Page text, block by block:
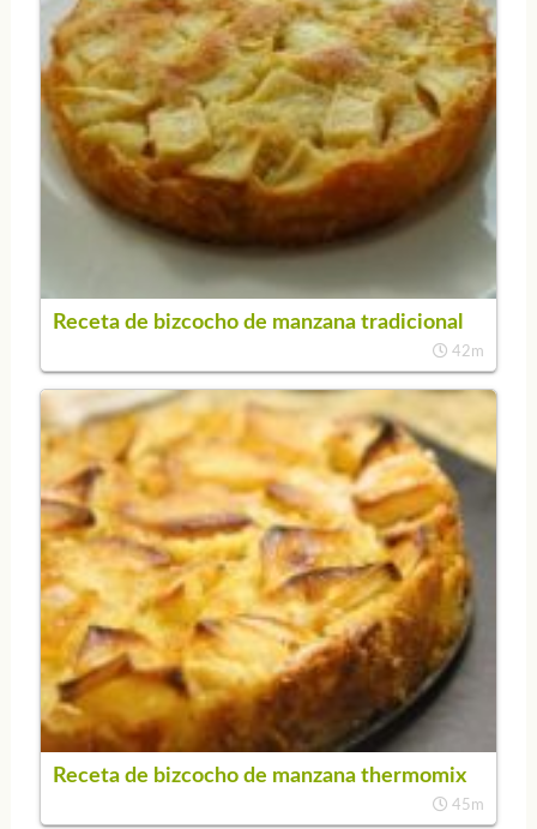
Receta de bizcocho de manzana tradicional
42m
Receta de bizcocho de manzana thermomix
45m